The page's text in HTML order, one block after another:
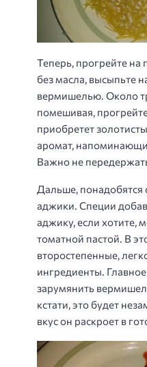
Теперь, прогрейте на
без масла, высыпьте
вермишелью. Около
помешивая,
приобретет
аромат,
Важно не
Дальше, понадобятся
аджики. Специи
аджику, если хотите,
томатной пастой. В
второстепенные,
ингредиенты.
зарумянить
кстати, это будет
вкус он раскроет в